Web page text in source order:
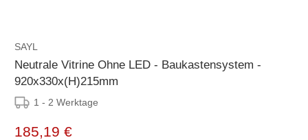
SAYL
Neutrale Vitrine Ohne LED - Baukastensystem -
920x330x(H)215mm
1 - 2 Werktage
185,19 €